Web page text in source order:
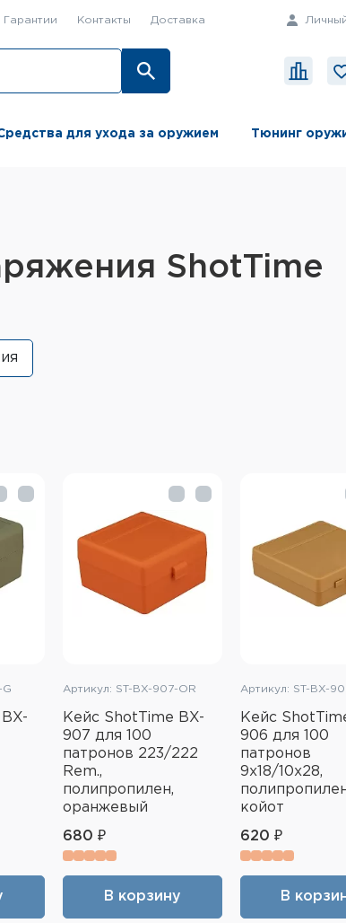
Гарантии Контакты Доставка
для ухода за оружием Тюнинг
ShotTime
G Артикул: ST-BX-907-OR
Кейс ShotTime BX-
907 для 100
патронов 223/222
Rem.,
полипропилен,
оранжевый
680 ₽
В корзину
Артикул: ST-BX-
Кейс
906 для 100
патронов
9x18/10x28,
койот
620 ₽
В